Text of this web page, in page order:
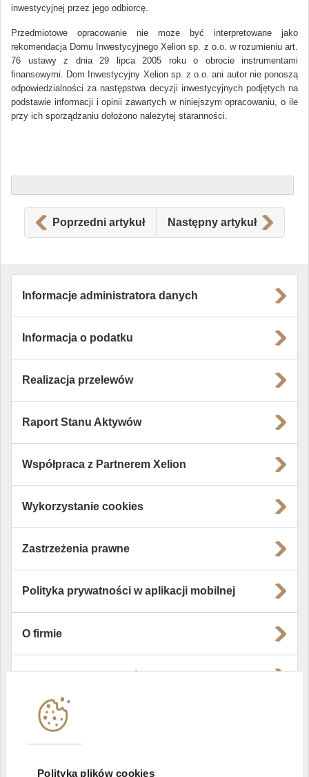
Polityka plików cookies
inwestycyjnej przez jego odbiorcę.
Przedmiotowe opracowanie nie może być interpretowane jako
rekomendacja Domu Inwestycyjnego Xelion sp. z o.o. w rozumieniu art.
76 ustawy z dnia 29 lipca 2005 roku o obrocie instrumentami
finansowymi. Dom Inwestycyjny Xelion sp. z o.o. ani autor nie ponoszą
odpowiedzialności za następstwa decyzji inwestycyjnych podjętych na
podstawie informacji i opinii zawartych w niniejszym opracowaniu, o ile
przy ich sporządzaniu dołożono należytej staranności.
Poprzedni artykuł Następny artykuł
Informacje administratora danych
Informacja o podatku
Realizacja przelewów
Raport Stanu Aktywów
Współpraca z Partnerem Xelion
Wykorzystanie cookies
Zastrzeżenia prawne
Polityka prywatności w aplikacji mobilnej
O firmie
Instytucje współpracujące